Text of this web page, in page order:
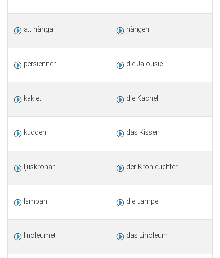
att hänga hängen
persiennen die Jalousie
kaklet die Kachel
kudden das Kissen
ljuskronan der Kronleuchter
lampan die Lampe
linoleumet das Linoleum